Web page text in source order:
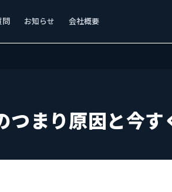
問 お知らせ 会社概要
まり原因と今